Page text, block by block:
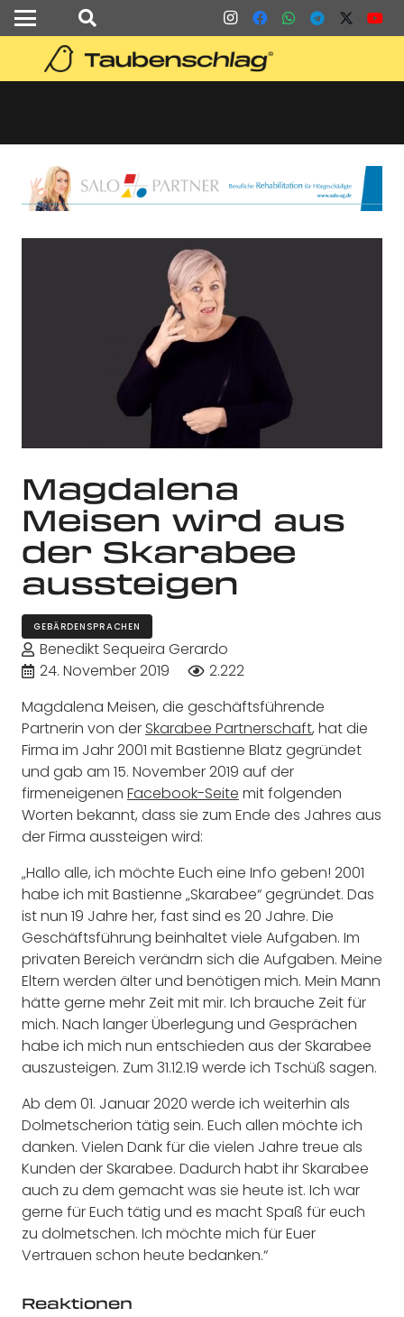
Magdalena
Meisen wird aus
der Skarabee
aussteigen
GEBÄRDENSPRACHEN
Benedikt Sequeira Gerardo
24. November 2019
2.222
Magdalena Meisen, die geschäftsführende
Partnerin von der Skarabee Partnerschaft, hat die
Firma im Jahr 2001 mit Bastienne Blatz gegründet
und gab am 15. November 2019 auf der
firmeneigenen Facebook-Seite mit folgenden
Worten bekannt, dass sie zum Ende des Jahres aus
der Firma aussteigen wird:
„Hallo alle, ich möchte Euch eine Info geben! 2001
habe ich mit Bastienne „Skarabee“ gegründet. Das
ist nun 19 Jahre her, fast sind es 20 Jahre. Die
Geschäftsführung beinhaltet viele Aufgaben. Im
privaten Bereich verändrn sich die Aufgaben. Meine
Eltern werden älter und benötigen mich. Mein Mann
hätte gerne mehr Zeit mit mir. Ich brauche Zeit für
mich. Nach langer Überlegung und Gesprächen
habe ich mich nun entschieden aus der Skarabee
auszusteigen. Zum 31.12.19 werde ich Tschüß sagen.
Ab dem 01. Januar 2020 werde ich weiterhin als
Dolmetscherion tätig sein. Euch allen möchte ich
danken. Vielen Dank für die vielen Jahre treue als
Kunden der Skarabee. Dadurch habt ihr Skarabee
auch zu dem gemacht was sie heute ist. Ich war
gerne für Euch tätig und es macht Spaß für euch
zu dolmetschen. Ich möchte mich für Euer
Vertrauen schon heute bedanken.“
Reaktionen